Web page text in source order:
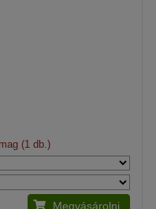
(1 db.)
Megvásárolni